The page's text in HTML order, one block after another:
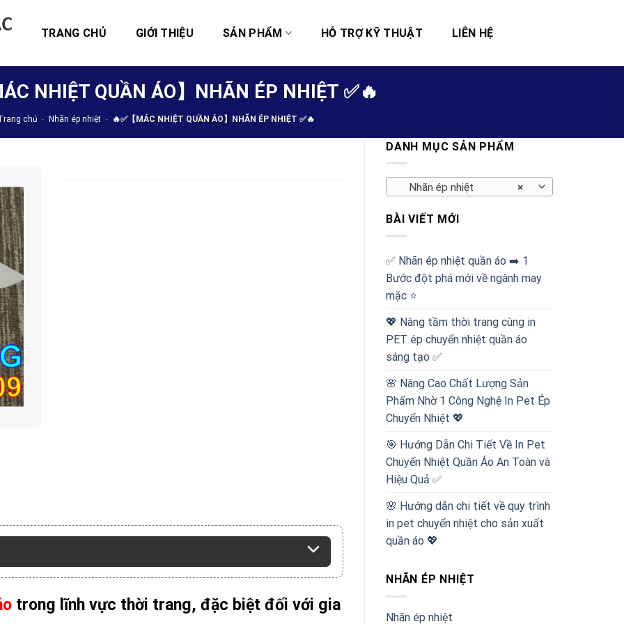
TRANG CHỦ GIỚI THIỆU SẢN PHẨM HỖ TRỢ KỸ THUẬT LIÊN HỆ
NHIỆT QUẦN ÁO】NHÃN ÉP NHIỆT ✅🔥
chủ - Nhãn ép nhiệt - 🔥✅【MÁC NHIỆT QUẦN ÁO】NHÃN ÉP NHIỆT ✅🔥
DANH MỤC SẢN PHẨM
×
Nhãn ép nhiệt
BÀI VIẾT MỚI
✅‪ Nhãn ép nhiệt quần áo ➡️ 1
Bước đột phá mới về ngành may
mặc ⭐️
💖 Nâng tầm thời trang cùng in
PET ép chuyển nhiệt quần áo
sáng tạo ✅
🌸 Nâng Cao Chất Lượng Sản
Phẩm Nhờ 1 Công Nghệ In Pet Ép
Chuyển Nhiệt 💖
🎯 Hướng Dẫn Chi Tiết Về In Pet
Chuyển Nhiệt Quần Áo An Toàn và
Hiệu Quả ✅
🌸 Hướng dẫn chi tiết về quy trình
in pet chuyển nhiệt cho sản xuất
quần áo 💖
NHÃN ÉP NHIỆT
Nhãn ép nhiệt
trong lĩnh vực thời trang, đặc biệt đối với gia